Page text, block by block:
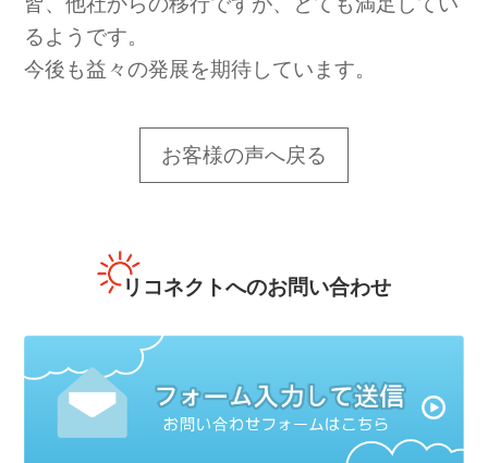
るようです。
今後も益々の発展を期待しています。
お客様の声へ戻る
リコネクトへのお問い合わせ